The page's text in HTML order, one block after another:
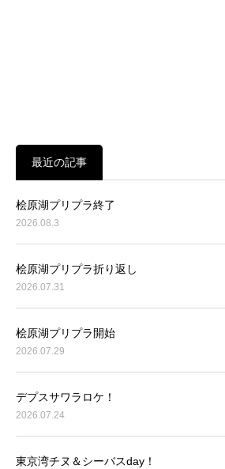
最近の記事
桧原湖プリプラ終了
2026.08.3
桧原湖プリプラ折り返し
2026.07.31
桧原湖プリプラ開始
2026.07.29
デプスサワラロケ！
2026.07.24
東京湾チヌ＆シーバスday！